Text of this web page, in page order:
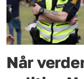
Når